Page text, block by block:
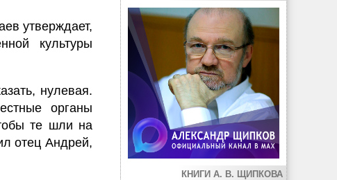
утверждает,
культуры
нулевая.
органы
те шли на
отец Андрей,
КНИГИ А. В. ЩИПКОВА